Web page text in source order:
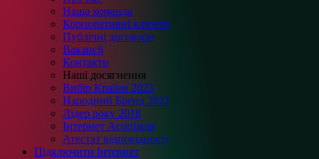
Наша команда
Корпоративні клієнти
Публічні договори
Вакансії
Контакти
Наші досягнення
Вибір Країни 2023
Народний Бренд 2021
Лідер року 2018
Інтернет Асоціація
Атестат відповідності
Підключити Інтернет